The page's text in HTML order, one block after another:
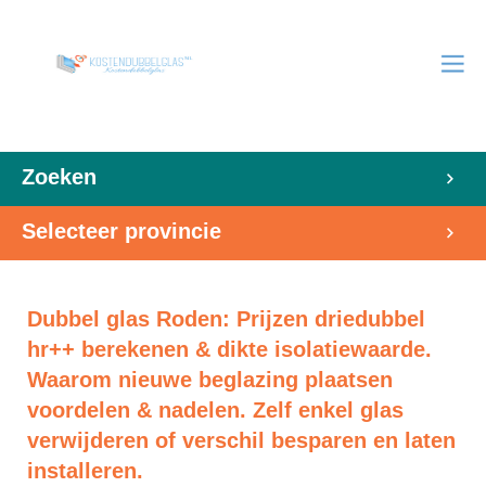
Zoeken
Selecteer provincie
Dubbel glas Roden: Prijzen driedubbel
hr++ berekenen & dikte isolatiewaarde.
Waarom nieuwe beglazing plaatsen
voordelen & nadelen. Zelf enkel glas
verwijderen of verschil besparen en laten
installeren.